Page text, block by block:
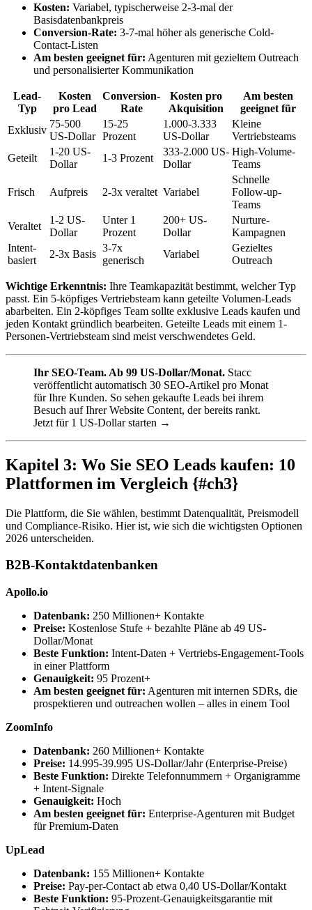
Kosten: Variabel, typischerweise 2-3-mal der
Basisdatenbankpreis
Conversion-Rate: 3-7-mal höher als generische Cold-
Contact-Listen
Am besten geeignet für: Agenturen mit gezieltem Outreach
und personalisierter Kommunikation
Lead-
Typ
Kosten
pro Lead
Conversion-
Rate
Kosten pro
Akquisition
Am besten
geeignet für
Exklusiv
75-500
US-Dollar
15-25
Prozent
1.000-3.333
US-Dollar
Kleine
Vertriebsteams
Geteilt
1-20 US-
Dollar
1-3 Prozent
333-2.000 US-
Dollar
High-Volume-
Teams
Frisch Aufpreis 2-3x veraltet Variabel
Schnelle
Follow-up-
Teams
Veraltet
1-2 US-
Dollar
Unter 1
Prozent
200+ US-
Dollar
Nurture-
Kampagnen
Intent-
basiert
2-3x Basis
3-7x
generisch
Variabel
Gezieltes
Outreach
Wichtige Erkenntnis: Ihre Teamkapazität bestimmt, welcher Typ
passt. Ein 5-köpfiges Vertriebsteam kann geteilte Volumen-Leads
abarbeiten. Ein 2-köpfiges Team sollte exklusive Leads kaufen und
jeden Kontakt gründlich bearbeiten. Geteilte Leads mit einem 1-
Personen-Vertriebsteam sind meist verschwendetes Geld.
Ihr SEO-Team. Ab 99 US-Dollar/Monat. Stacc
veröffentlicht automatisch 30 SEO-Artikel pro Monat
für Ihre Kunden. So sehen gekaufte Leads bei ihrem
Besuch auf Ihrer Website Content, der bereits rankt.
Jetzt für 1 US-Dollar starten →
Kapitel 3: Wo Sie SEO Leads kaufen: 10
Plattformen im Vergleich {#ch3}
Die Plattform, die Sie wählen, bestimmt Datenqualität, Preismodell
und Compliance-Risiko. Hier ist, wie sich die wichtigsten Optionen
2026 unterscheiden.
B2B-Kontaktdatenbanken
Apollo.io
Datenbank: 250 Millionen+ Kontakte
Preise: Kostenlose Stufe + bezahlte Pläne ab 49 US-
Dollar/Monat
Beste Funktion: Intent-Daten + Vertriebs-Engagement-Tools
in einer Plattform
Genauigkeit: 95 Prozent+
Am besten geeignet für: Agenturen mit internen SDRs, die
prospektieren und outreachen wollen – alles in einem Tool
ZoomInfo
Datenbank: 260 Millionen+ Kontakte
Preise: 14.995-39.995 US-Dollar/Jahr (Enterprise-Preise)
Beste Funktion: Direkte Telefonnummern + Organigramme
+ Intent-Signale
Genauigkeit: Hoch
Am besten geeignet für: Enterprise-Agenturen mit Budget
für Premium-Daten
UpLead
Datenbank: 155 Millionen+ Kontakte
Preise: Pay-per-Contact ab etwa 0,40 US-Dollar/Kontakt
Beste Funktion: 95-Prozent-Genauigkeitsgarantie mit